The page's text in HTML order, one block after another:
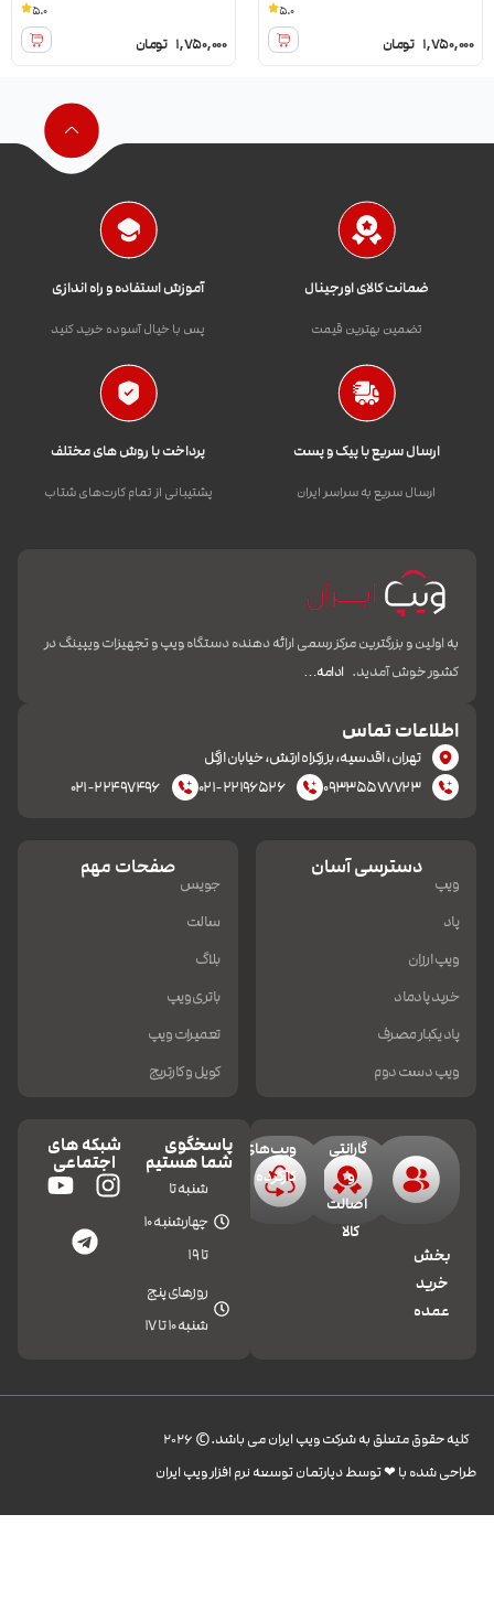
1,750,000 تومان
5.0
1,750,000 تومان
5.0
ضمانت کالای اورجینال
تضمین بهترین قیمت
آموزش استفاده و راه اندازی
پس با خیال آسوده خرید کنید
ارسال سریع با پیک و پست
ارسال سریع به سراسر ایران
پرداخت با روش های مختلف
پشتیبانی از تمام کارت‌های شتاب
به اولین و بزرگترین مرکز رسمی ارائه دهنده دستگاه ویپ و تجهیزات ویپینگ در
کشور خوش آمدید. ادامه…
اطلاعات تماس
تهران، اقدسیه، بزرکراه ارتش، خیابان ازگل
۰۹۳۳۵۵۷۷۷۲۳
۰۲۱-۲۲۱۹۶۵۲۶ ۰۲۱-۲۲۴۹۷۴۹۶
دسترسی آسان
ویپ
پاد
ویپ ارزان
خرید پادماد
پاد یکبار مصرف
ویپ دست دوم
صفحات مهم
جویس
سالت
بلاگ
باتری ویپ
تعمیرات ویپ
کویل و کارتریج
بخش
خرید
عمده
گارانتی
و
اصالت
کالا
ویپ‌های
کارکرده
پاسخگوی
شما هستیم
شنبه تا
چهارشنبه 10
تا 19
روزهای پنج
شنبه 10 تا 17
شبکه های
اجتماعی
کليه حقوق متعلق به شرکت ویپ ایران می باشد.© 2026
طراحی شده با ❤︎ توسط دپارتمان توسعه نرم افزار ویپ ایران